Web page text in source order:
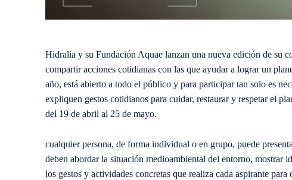
Hidralia y su Fundación Aquae lanzan una nueva edición de su
compartir acciones cotidianas con las que ayudar a lograr un
año, está abierto a todo el público y para participar tan solo es
expliquen gestos cotidianos para cuidar, restaurar y respetar el
del 19 de abril al 25 de mayo.
cualquier persona, de forma individual o en grupo, puede
deben abordar la situación medioambiental del entorno, mostrar
los gestos y actividades concretas que realiza cada aspirante